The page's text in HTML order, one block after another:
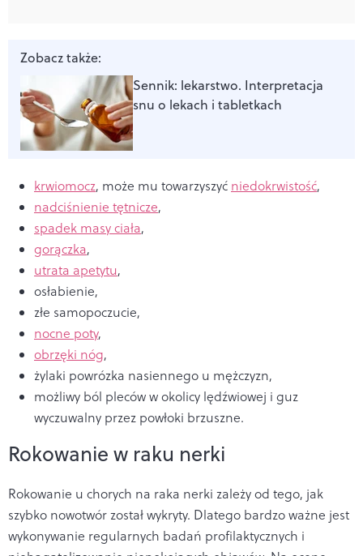
Zobacz także:
Sennik: lekarstwo. Interpretacja
snu o lekach i tabletkach
krwiomocz, może mu towarzyszyć niedokrwistość,
nadciśnienie tętnicze,
spadek masy ciała,
gorączka,
utrata apetytu,
osłabienie,
złe samopoczucie,
nocne poty,
obrzęki nóg,
żylaki powrózka nasiennego u mężczyzn,
możliwy ból pleców w okolicy lędźwiowej i guz
wyczuwalny przez powłoki brzuszne.
Rokowanie w raku nerki
Rokowanie u chorych na raka nerki zależy od tego, jak
szybko nowotwór został wykryty. Dlatego bardzo ważne jest
wykonywanie regularnych badań profilaktycznych i